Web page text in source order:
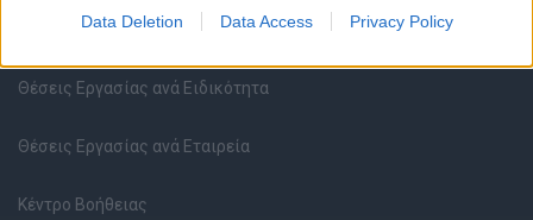
Data Deletion Data Access Privacy Policy
Όλες οι Θέσεις Εργασίας
Θέσεις Εργασίας ανά Ειδικότητα
Θέσεις Εργασίας ανά Εταιρεία
Κέντρο Βοήθειας